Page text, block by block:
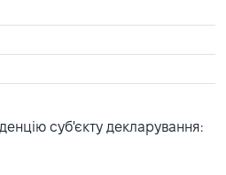
суб'єкту декларування: